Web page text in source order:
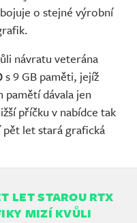
o stejné výrobní
návratu veterána
s 9 GB paměti, jejíž
pamětí dávala jen
příčku v nabídce tak
let stará grafická
LET STAROU RTX
MIZÍ KVŮLI